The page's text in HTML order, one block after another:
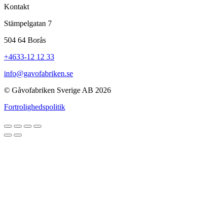
Kontakt
Stämpelgatan 7
504 64 Borås
+4633-12 12 33
info@gavofabriken.se
© Gåvofabriken Sverige AB 2026
Fortrolighedspolitik